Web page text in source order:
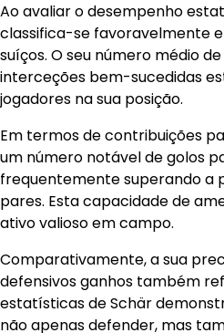
Ao avaliar o desempenho
classifica-se favoravelmente
suíços. O seu número médio
interceções bem-sucedidas
jogadores na sua posição.
Em termos de contribuições
um número notável de golos
frequentemente superando a
pares. Esta capacidade de
ativo valioso em campo.
Comparativamente, a sua
defensivos ganhos também
estatísticas de Schär
não apenas defender, mas